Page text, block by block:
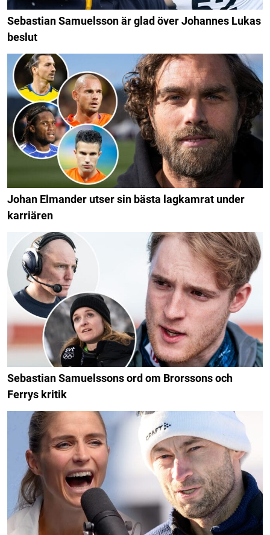
Sebastian Samuelsson är glad över Johannes Lukas
beslut
Johan Elmander utser sin bästa lagkamrat under
karriären
Sebastian Samuelssons ord om Brorssons och
Ferrys kritik